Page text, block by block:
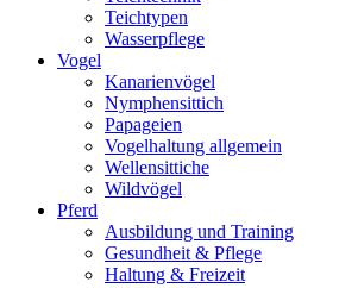
Teichtypen
Wasserpflege
Vogel
Kanarienvögel
Nymphensittich
Papageien
Vogelhaltung allgemein
Wellensittiche
Wildvögel
Pferd
Ausbildung und Training
Gesundheit & Pflege
Haltung & Freizeit